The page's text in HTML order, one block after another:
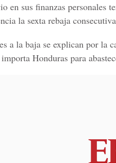
en sus finanzas personales
la sexta rebaja
a la baja se explican por la
Honduras para